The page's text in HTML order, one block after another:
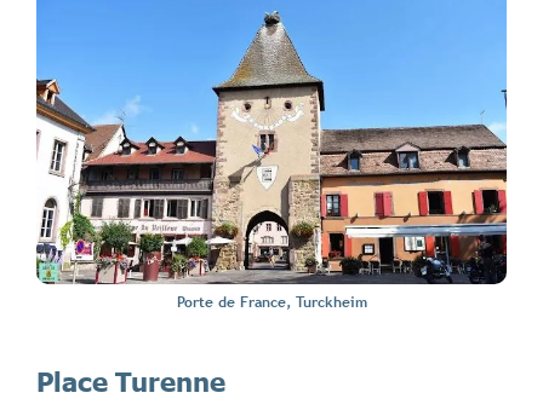
Porte de France, Turckheim
Place Turenne